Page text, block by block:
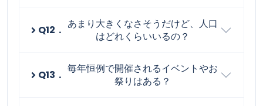
Q12． あまり大きくなさそうだけど、人口
はどれくらいいるの？
Q13． 毎年恒例で開催されるイベントやお
祭りはある？